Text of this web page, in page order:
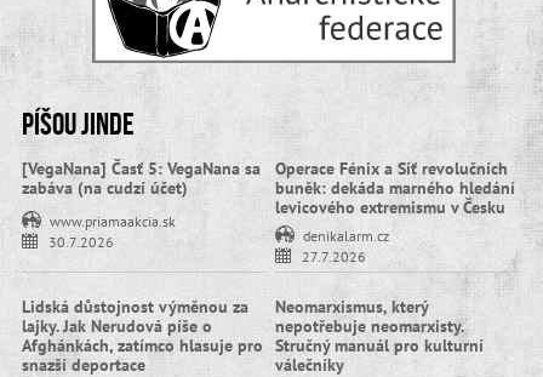
Píšou jinde
[VegaNana] Časť 5: VegaNana sa
zabáva (na cudzí účet)
www.priamaakcia.sk
30.7.2026
Operace Fénix a Síť revolučních
buněk: dekáda marného hledání
levicového extremismu v Česku
denikalarm.cz
27.7.2026
Lidská důstojnost výměnou za
lajky. Jak Nerudová píše o
Afghánkách, zatímco hlasuje pro
snazší deportace
Neomarxismus, který
nepotřebuje neomarxisty.
Stručný manuál pro kulturní
válečníky